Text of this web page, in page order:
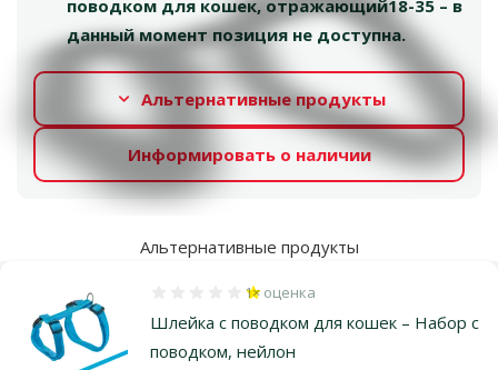
поводком для кошек, отражающий18-35 – в
данный момент позиция не доступна.
Альтернативные продукты
Информировать о наличии
Альтернативные продукты
Шлейка с поводком для кошек – Набор с
поводком, нейлон
Оценка 20%, количество оценок: 1
1× оценка